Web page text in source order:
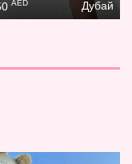
AED Дубай